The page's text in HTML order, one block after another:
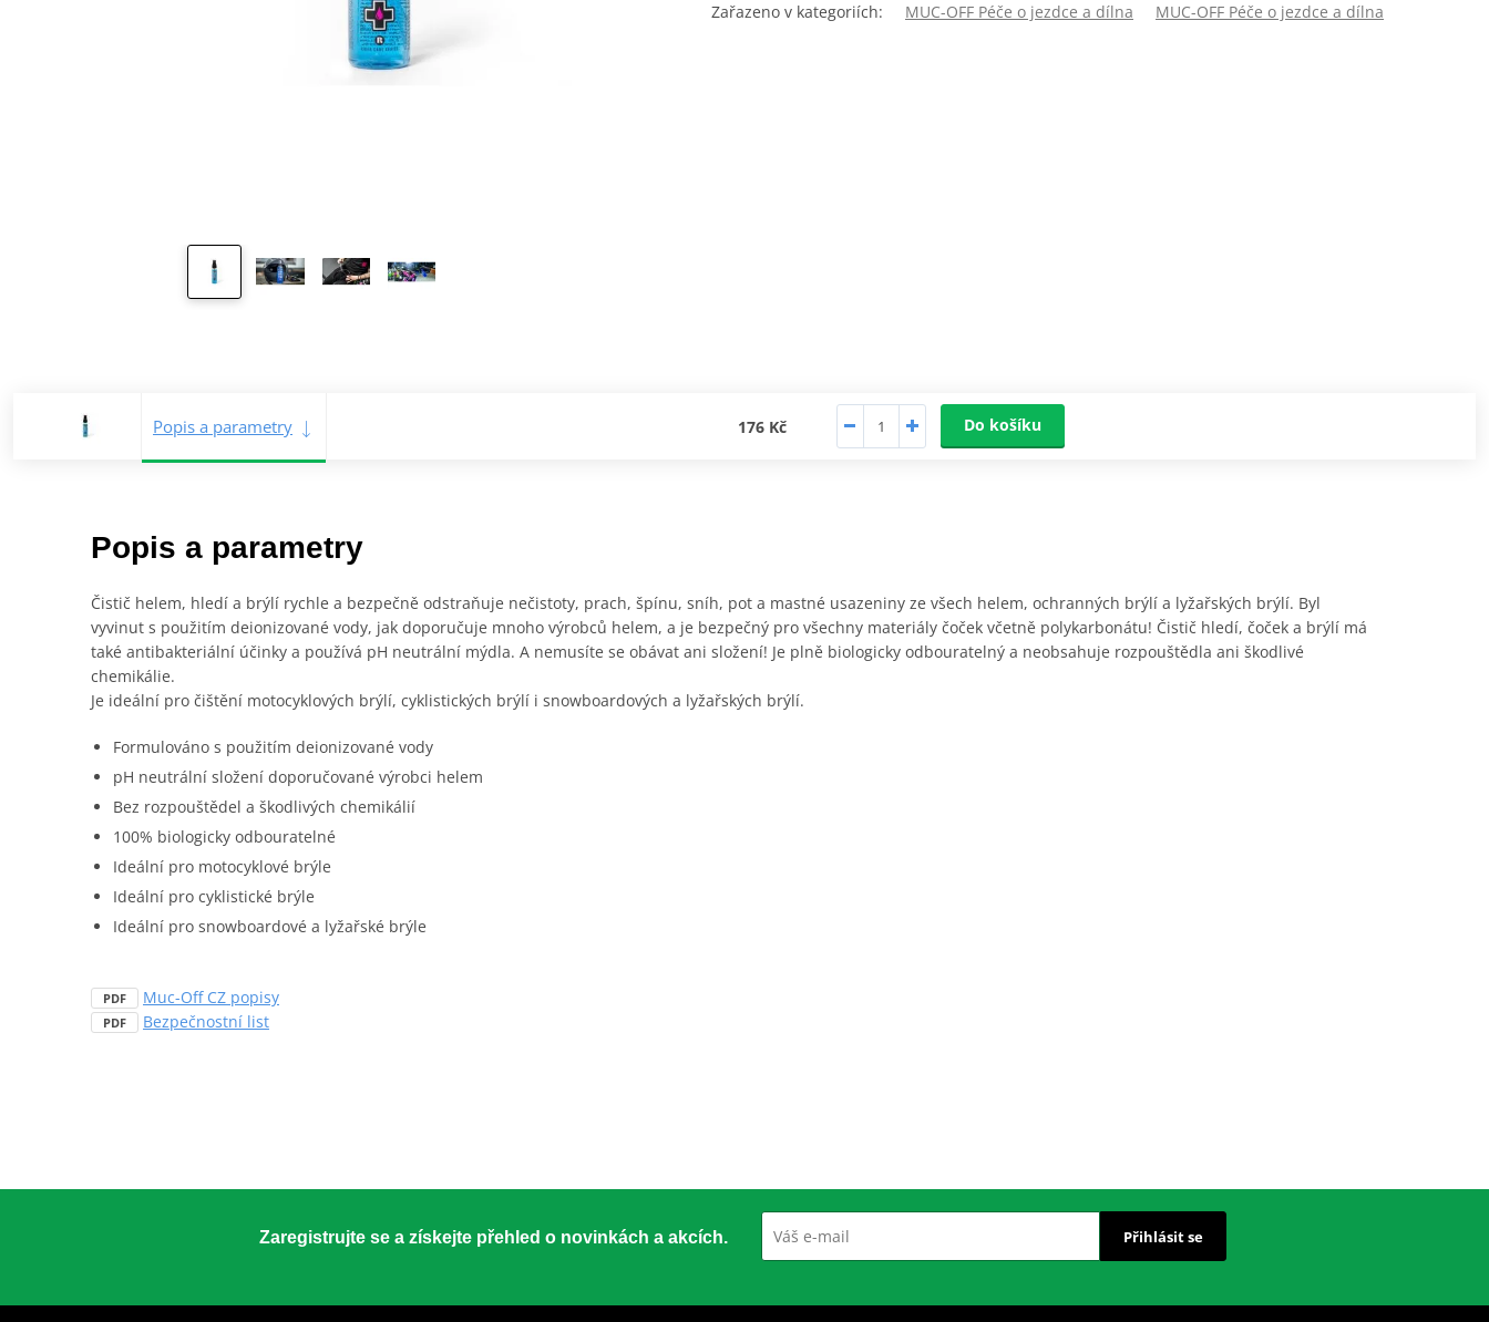
Zařazeno v kategoriích: MUC-OFF Péče o jezdce a dílna MUC-OFF Péče o jezdce a dílna
Popis a parametry 176 Kč Do košíku
Popis a parametry
Čistič helem, hledí a brýlí rychle a bezpečně odstraňuje nečistoty, prach, špínu, sníh, pot a mastné usazeniny ze všech helem, ochranných brýlí a lyžařských brýlí. Byl
vyvinut s použitím deionizované vody, jak doporučuje mnoho výrobců helem, a je bezpečný pro všechny materiály čoček včetně polykarbonátu! Čistič hledí, čoček a brýlí má
také antibakteriální účinky a používá pH neutrální mýdla. A nemusíte se obávat ani složení! Je plně biologicky odbouratelný a neobsahuje rozpouštědla ani škodlivé
chemikálie.
Je ideální pro čištění motocyklových brýlí, cyklistických brýlí i snowboardových a lyžařských brýlí.
Formulováno s použitím deionizované vody
pH neutrální složení doporučované výrobci helem
Bez rozpouštědel a škodlivých chemikálií
100% biologicky odbouratelné
Ideální pro motocyklové brýle
Ideální pro cyklistické brýle
Ideální pro snowboardové a lyžařské brýle
PDF Muc-Off CZ popisy
PDF Bezpečnostní list
Zaregistrujte se a získejte přehled o novinkách a akcích. Přihlásit se